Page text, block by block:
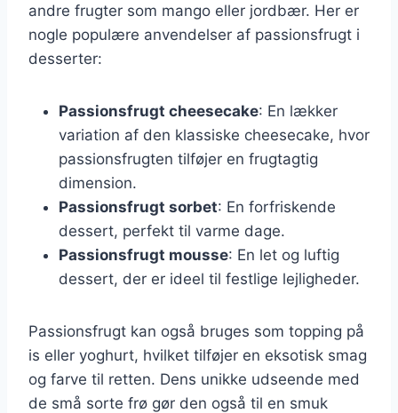
andre frugter som mango eller jordbær. Her er
nogle populære anvendelser af passionsfrugt i
desserter:
Passionsfrugt cheesecake: En lækker
variation af den klassiske cheesecake, hvor
passionsfrugten tilføjer en frugtagtig
dimension.
Passionsfrugt sorbet: En forfriskende
dessert, perfekt til varme dage.
Passionsfrugt mousse: En let og luftig
dessert, der er ideel til festlige lejligheder.
Passionsfrugt kan også bruges som topping på
is eller yoghurt, hvilket tilføjer en eksotisk smag
og farve til retten. Dens unikke udseende med
de små sorte frø gør den også til en smuk